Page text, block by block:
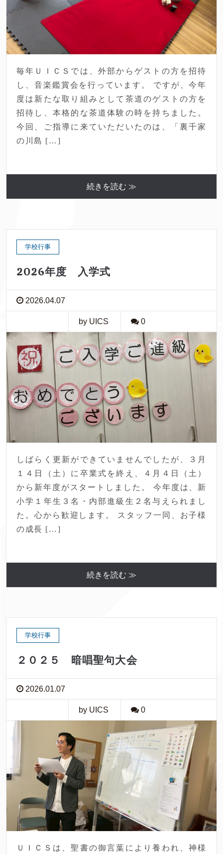
毎年ＵＩＣＳでは、外部からゲストの方を招待
し、音楽鑑賞会を行っています。 ですが、今年
度は新たな取り組みとして茶道のゲストの方を
招待し、本格的な茶道体験の時を持ちました。
今回、ご指導に来ていただいたのは、「裏千家
の川島 […]
続きを読む ≫
学校行事
2026年度 入学式
2026.04.07
by UICS 0
しばらく更新ができていませんでしたが、３月
１４日（土）に卒業式を終え、４月４日（土）
から新年度がスタートしました。 今年度は、新
小学１年生３名・内部進級生２名与えられまし
た。心から歓迎します。 スタッフ一同、お子様
の成長 […]
続きを読む ≫
学校行事
２０２５ 暗唱聖句大会
2026.01.07
by UICS 0
ＵＩＣＳは、聖書の御言葉により養われ、神様